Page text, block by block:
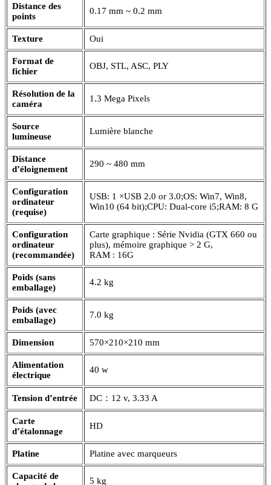
Distance des
points
0.17 mm ~ 0.2 mm
Texture Oui
Format de
fichier
OBJ, STL, ASC, PLY
Résolution de la
caméra
1.3 Mega Pixels
Source
lumineuse
Lumière blanche
Distance
d’éloignement
290 ~ 480 mm
Configuration
ordinateur
(requise)
USB: 1 ×USB 2.0 or 3.0;OS: Win7, Win8,
Win10 (64 bit);CPU: Dual-core i5;RAM: 8 G
Configuration
ordinateur
(recommandée)
Carte graphique : Série Nvidia (GTX 660 ou
plus), mémoire graphique > 2 G,
RAM : 16G
Poids (sans
emballage)
4.2 kg
Poids (avec
emballage)
7.0 kg
Dimension 570×210×210 mm
Alimentation
électrique
40 w
Tension d’entrée DC：12 v, 3.33 A
Carte
d’étalonnage
HD
Platine Platine avec marqueurs
Capacité de
5 kg